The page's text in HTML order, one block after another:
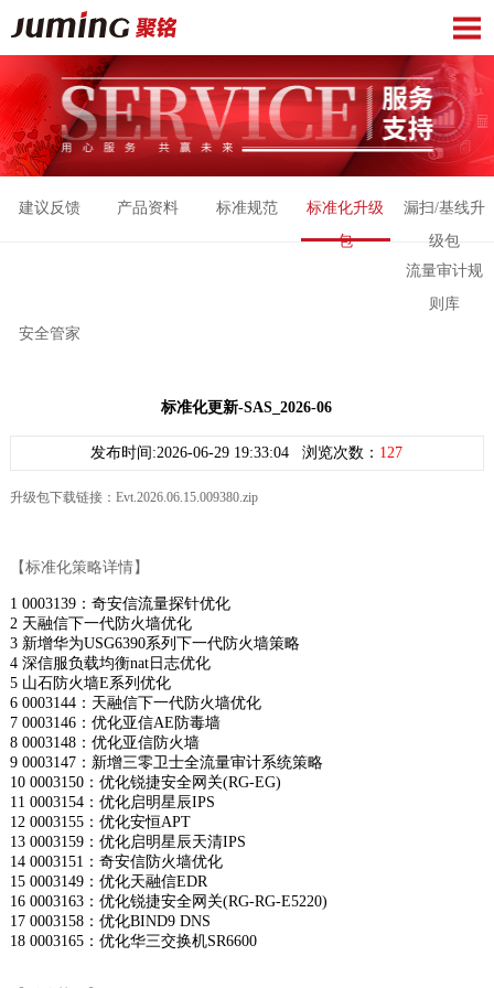
建议反馈 产品资料 标准规范
标准化升级
包
漏扫/基线升
级包
流量审计规
则库
安全管家
标准化更新-SAS_2026-06
发布时间:2026-06-29 19:33:04 浏览次数： 127
升级包下载链接： Evt.2026.06.15.009380.zip
【标准化策略详情】
1 0003139：奇安信流量探针优化
2 天融信下一代防火墙优化
3 新增华为USG6390系列下一代防火墙策略
4 深信服负载均衡nat日志优化
5 山石防火墙E系列优化
6 0003144：天融信下一代防火墙优化
7 0003146：优化亚信AE防毒墙
8 0003148：优化亚信防火墙
9 0003147：新增三零卫士全流量审计系统策略
10 0003150：优化锐捷安全网关(RG-EG)
11 0003154：优化启明星辰IPS
12 0003155：优化安恒APT
13 0003159：优化启明星辰天清IPS
14 0003151：奇安信防火墙优化
15 0003149：优化天融信EDR
16 0003163：优化锐捷安全网关(RG-RG-E5220)
17 0003158：优化BIND9 DNS
18 0003165：优化华三交换机SR6600